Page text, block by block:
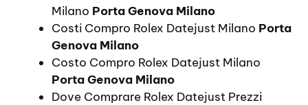
Milano Porta Genova Milano
Costi Compro Rolex Datejust Milano Porta
Genova Milano
Costo Compro Rolex Datejust Milano
Porta Genova Milano
Dove Comprare Rolex Datejust Prezzi